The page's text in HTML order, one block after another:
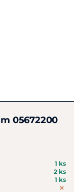
05672200
1 ks
2 ks
1 ks